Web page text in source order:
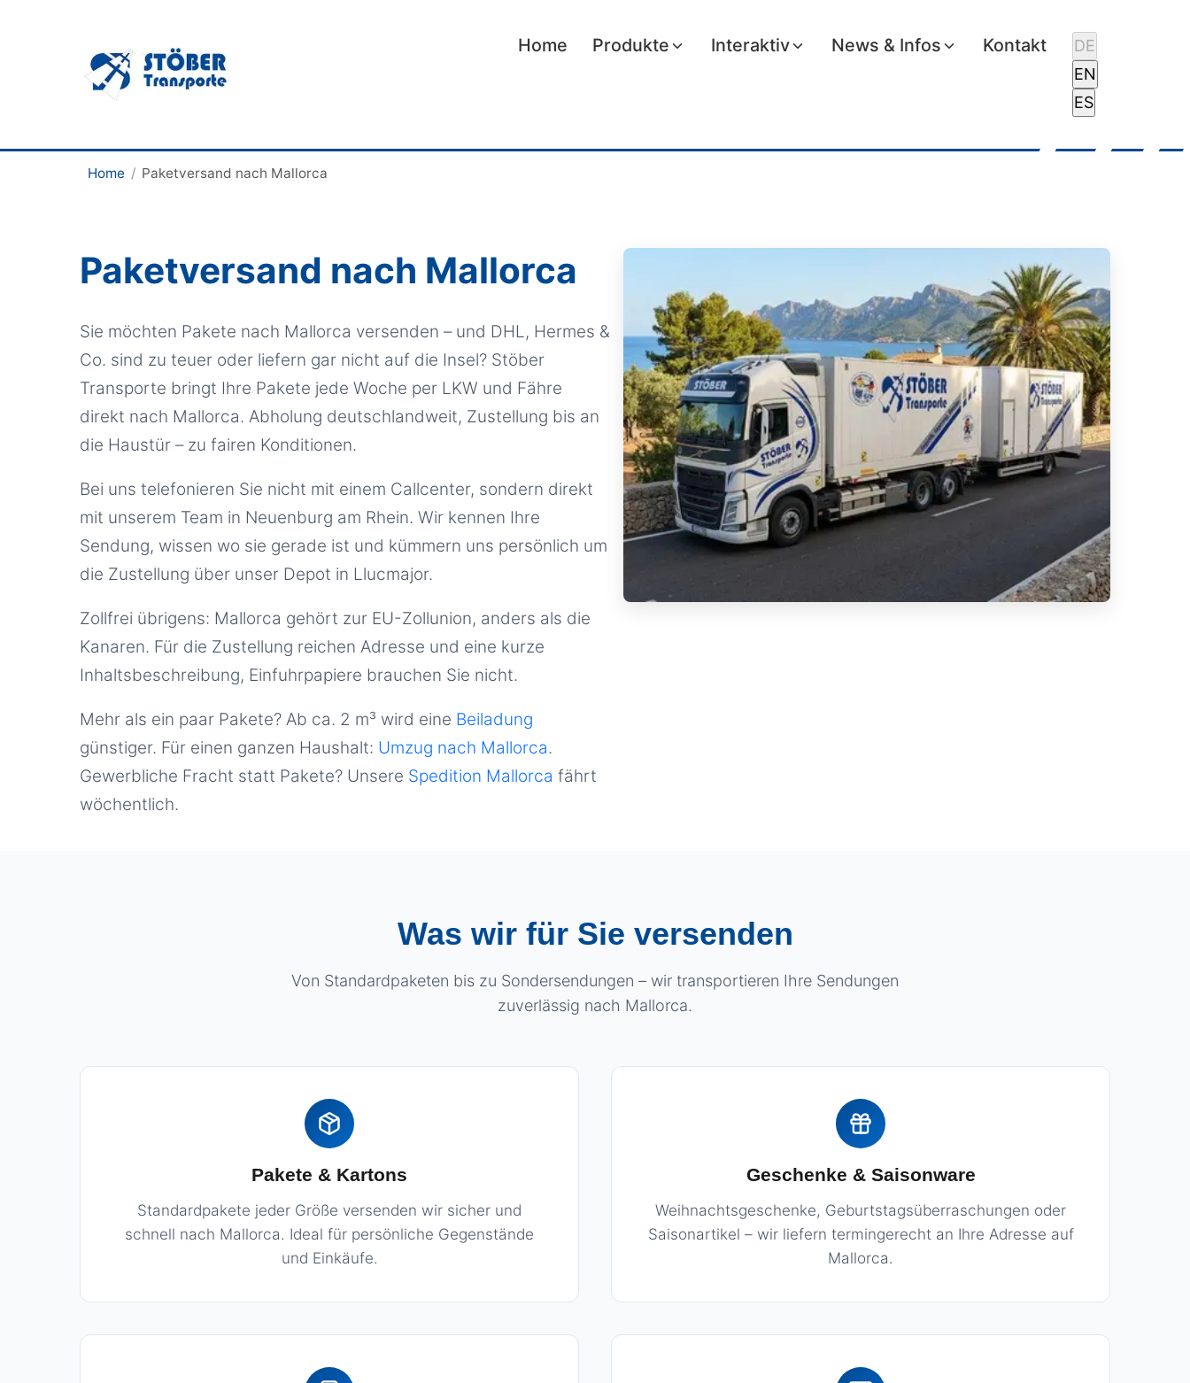
Home Produkte Interaktiv News & Infos Kontakt
DE
EN
ES
Home / Paketversand nach Mallorca
Paketversand nach Mallorca
Sie möchten Pakete nach Mallorca versenden – und DHL, Hermes &
Co. sind zu teuer oder liefern gar nicht auf die Insel? Stöber
Transporte bringt Ihre Pakete jede Woche per LKW und Fähre
direkt nach Mallorca. Abholung deutschlandweit, Zustellung bis an
die Haustür – zu fairen Konditionen.
Bei uns telefonieren Sie nicht mit einem Callcenter, sondern direkt
mit unserem Team in Neuenburg am Rhein. Wir kennen Ihre
Sendung, wissen wo sie gerade ist und kümmern uns persönlich um
die Zustellung über unser Depot in Llucmajor.
Zollfrei übrigens: Mallorca gehört zur EU-Zollunion, anders als die
Kanaren. Für die Zustellung reichen Adresse und eine kurze
Inhaltsbeschreibung, Einfuhrpapiere brauchen Sie nicht.
Mehr als ein paar Pakete? Ab ca. 2 m³ wird eine Beiladung
günstiger. Für einen ganzen Haushalt: Umzug nach Mallorca.
Gewerbliche Fracht statt Pakete? Unsere Spedition Mallorca fährt
wöchentlich.
Was wir für Sie versenden
Von Standardpaketen bis zu Sondersendungen – wir transportieren Ihre Sendungen
zuverlässig nach Mallorca.
Pakete & Kartons
Standardpakete jeder Größe versenden wir sicher und
schnell nach Mallorca. Ideal für persönliche Gegenstände
und Einkäufe.
Geschenke & Saisonware
Weihnachtsgeschenke, Geburtstagsüberraschungen oder
Saisonartikel – wir liefern termingerecht an Ihre Adresse auf
Mallorca.